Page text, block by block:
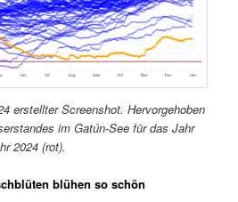
erstellter Screenshot. Hervorgehoben
im Gatún-See für das Jahr
2024 (rot).
blühen so schön